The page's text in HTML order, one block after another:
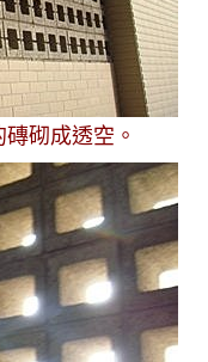
砌成透空。